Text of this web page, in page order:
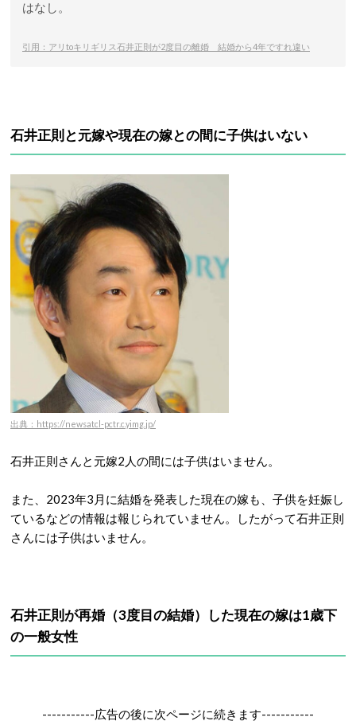
はなし。
引用：アリtoキリギリス石井正則が2度目の離婚 結婚から4年ですれ違い
石井正則と元嫁や現在の嫁との間に子供はいない
出典：https://newsatcl-pctr.c.yimg.jp/
石井正則さんと元嫁2人の間には子供はいません。
また、2023年3月に結婚を発表した現在の嫁も、子供を妊娠し
ているなどの情報は報じられていません。したがって石井正則
さんには子供はいません。
石井正則が再婚（3度目の結婚）した現在の嫁は1歳下
の一般女性
-----------広告の後に次ページに続きます-----------